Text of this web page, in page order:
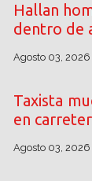
Hallan
dentro de
Agosto 03, 2026
Taxista
en
Agosto 03, 2026